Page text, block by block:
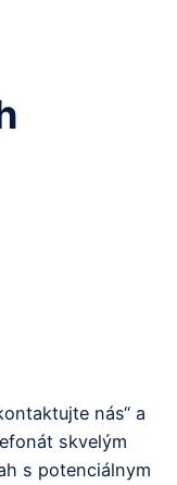
nás“ a
skvelým
s potenciálnym